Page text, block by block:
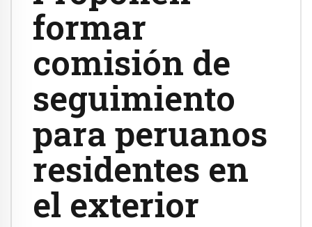
formar
comisión de
seguimiento
para peruanos
residentes en
el exterior